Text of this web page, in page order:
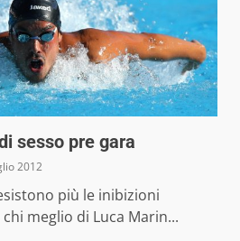
sesso pre gara
2012
più le inibizioni
meglio di Luca Marin...